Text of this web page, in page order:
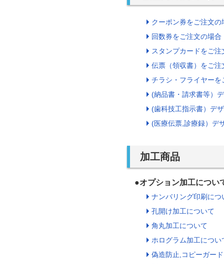
クーポン券をご注文の
回数券をご注文の場合
スタンプカードをご注
伝票（領収書）をご注
チラシ・フライヤーを
(納品書・請求書等）
(歯科技工指示書）デ
(医療伝票,診療録）デ
加工商品
●オプション加工につい
ナンバリング印刷につ
孔開け加工について
角丸加工について
ホログラム加工につい
偽造防止,コピーガー